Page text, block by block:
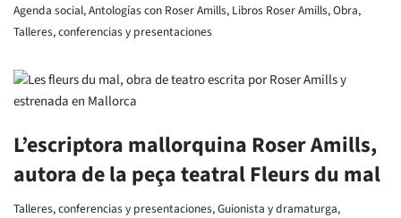
Agenda social,Antologías con Roser Amills, Libros Roser Amills,Obra,
Talleres, conferencias y presentaciones
L’escriptora mallorquina Roser Amills,
autora de la peça teatral Fleurs du mal
Talleres, conferencias y presentaciones,Guionista y dramaturga,